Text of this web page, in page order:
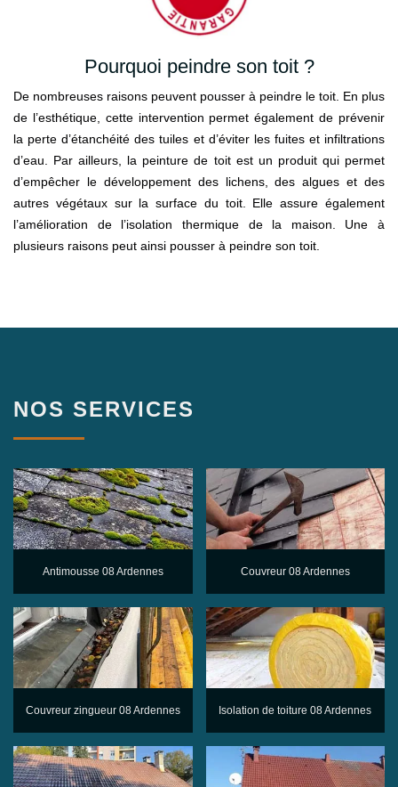
Pourquoi peindre son toit ?
De nombreuses raisons peuvent pousser à peindre le toit. En plus
de l’esthétique, cette intervention permet également de prévenir
la perte d’étanchéité des tuiles et d’éviter les fuites et infiltrations
d’eau. Par ailleurs, la peinture de toit est un produit qui permet
d’empêcher le développement des lichens, des algues et des
autres végétaux sur la surface du toit. Elle assure également
l’amélioration de l’isolation thermique de la maison. Une à
plusieurs raisons peut ainsi pousser à peindre son toit.
NOS SERVICES
Antimousse 08 Ardennes Couvreur 08 Ardennes
Couvreur zingueur 08 Ardennes Isolation de toiture 08 Ardennes